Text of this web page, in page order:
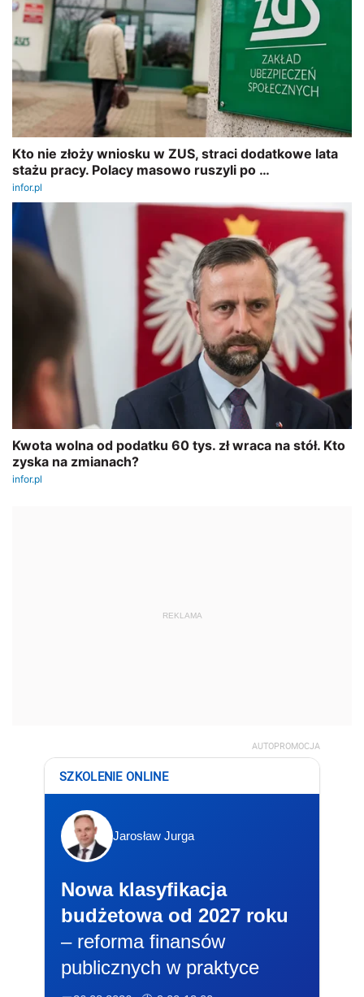
REKLAMA
AUTOPROMOCJA
SZKOLENIE ONLINE
Jarosław Jurga
Nowa klasyfikacja
budżetowa od 2027 roku
– reforma finansów
publicznych w praktyce